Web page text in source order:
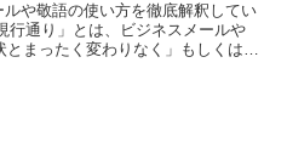
ルや敬語の使い方を徹底解釈してい
行通り」とは、ビジネスメールや
まったく変わりなく」もしくは